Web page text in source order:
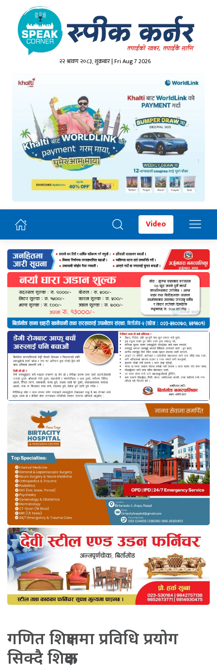
२२ श्रावण २०८३, शुक्रबार | Fri Aug 7 2026
Video
गणित शिक्षणमा प्रविधि प्रयोग
सिक्दै शिक्षक